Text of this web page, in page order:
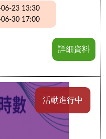
23 13:30
30 17:00
詳細資料
活動進行中